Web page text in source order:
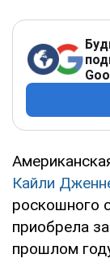
Кайли
роскошного
приобрела
прошлом